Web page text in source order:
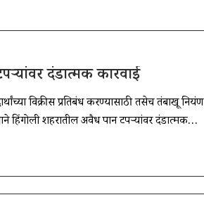
दंडात्मक कारवाई
विक्रीस प्रतिबंध करण्यासाठी तसेच तंबाखू नियंत्रण
हिंगोली शहरातील अवैध पान टपऱ्यांवर दंडात्मक